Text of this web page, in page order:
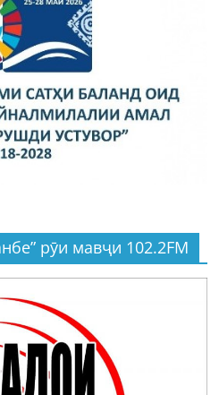
рӯи мавҷи 102.2FM